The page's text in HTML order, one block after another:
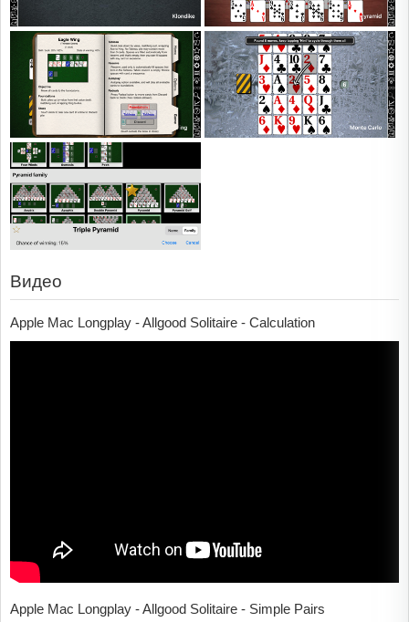
Видео
Apple Mac Longplay - Allgood Solitaire - Calculation
Apple Mac Longplay - Allgood Solitaire - Simple Pairs